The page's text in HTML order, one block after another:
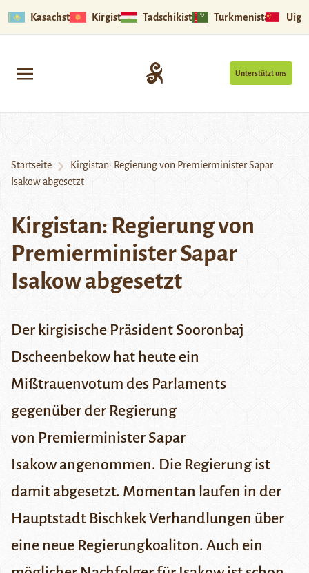
Kasachstan Kirgistan Tadschikistan Turkmenistan
Unterstützt uns
Startseite
Kirgistan: Regierung von Premierminister Sapar
Isakow abgesetzt
Kirgistan: Regierung von
Premierminister Sapar
Isakow abgesetzt
Der kirgisische Präsident Sooronbaj
Dscheenbekow hat heute ein
Mißtrauenvotum des Parlaments
gegenüber der Regierung
von Premierminister Sapar
Isakow angenommen. Die Regierung ist
damit abgesetzt. Momentan laufen in der
Hauptstadt Bischkek Verhandlungen über
eine neue Regierungkoaliton. Auch ein